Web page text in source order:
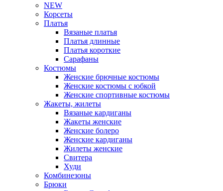
NEW
Корсеты
Платья
Вязаные платья
Платья длинные
Платья короткие
Сарафаны
Костюмы
Женские брючные костюмы
Женские костюмы с юбкой
Женские спортивные костюмы
Жакеты, жилеты
Вязаные кардиганы
Жакеты женские
Женские болеро
Женские кардиганы
Жилеты женские
Свитера
Худи
Комбинезоны
Брюки